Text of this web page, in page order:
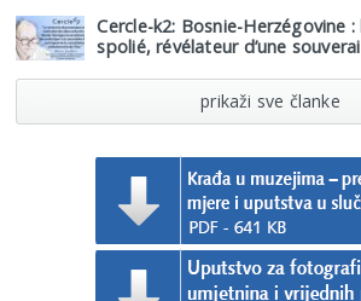
Cercle-k2: Bosnie-Herzégovine
spolié, révélateur d’une
prikaži sve članke